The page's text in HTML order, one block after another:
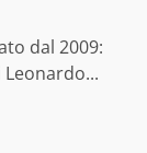
dal 2009: